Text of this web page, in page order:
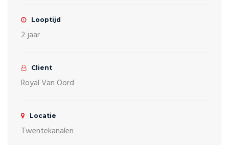
Looptijd
2 jaar
Client
Royal Van Oord
Locatie
Twentekanalen